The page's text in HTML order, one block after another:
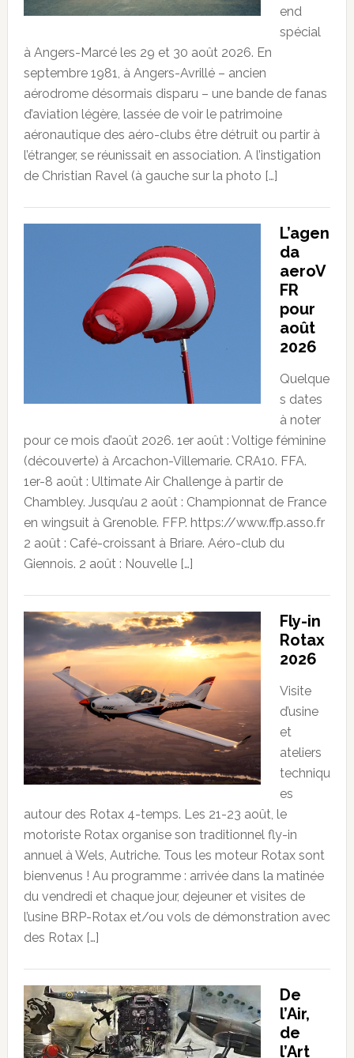
end
spécial
à Angers-Marcé les 29 et 30 août 2026. En
septembre 1981, à Angers-Avrillé – ancien
aérodrome désormais disparu – une bande de fanas
d’aviation légère, lassée de voir le patrimoine
aéronautique des aéro-clubs être détruit ou partir à
l’étranger, se réunissait en association. A l’instigation
de Christian Ravel (à gauche sur la photo […]
L’agen
da
aeroV
FR
pour
août
2026
Quelque
s dates
à noter
pour ce mois d’août 2026. 1er août : Voltige féminine
(découverte) à Arcachon-Villemarie. CRA10. FFA.
1er-8 août : Ultimate Air Challenge à partir de
Chambley. Jusqu’au 2 août : Championnat de France
en wingsuit à Grenoble. FFP. https://www.ffp.asso.fr
2 août : Café-croissant à Briare. Aéro-club du
Giennois. 2 août : Nouvelle […]
Fly-in
Rotax
2026
Visite
d’usine
et
ateliers
techniqu
es
autour des Rotax 4-temps. Les 21-23 août, le
motoriste Rotax organise son traditionnel fly-in
annuel à Wels, Autriche. Tous les moteur Rotax sont
bienvenus ! Au programme : arrivée dans la matinée
du vendredi et chaque jour, dejeuner et visites de
l’usine BRP-Rotax et/ou vols de démonstration avec
des Rotax […]
De
l’Air,
de
l’Art